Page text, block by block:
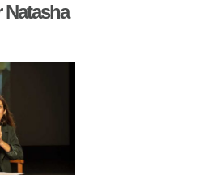
Natasha